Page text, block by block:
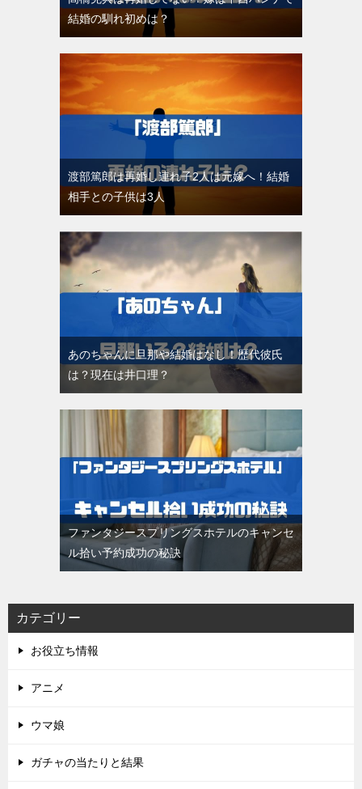
結婚の馴れ初めは？
渡部篤郎は再婚し連れ子2人は元嫁へ！結婚
相手との子供は3人
あのちゃんに旦那や結婚はなし！歴代彼氏
は？現在は井口理？
ファンタジースプリングスホテルのキャンセ
ル拾い予約成功の秘訣
カテゴリー
お役立ち情報
アニメ
ウマ娘
ガチャの当たりと結果